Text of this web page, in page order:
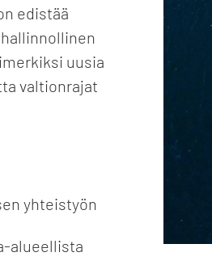
edistää
uusia
valtionrajat
yhteistyön
alueellista